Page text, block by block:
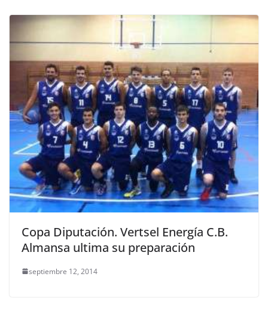
Copa Diputación. Vertsel Energía C.B.
Almansa ultima su preparación
septiembre 12, 2014